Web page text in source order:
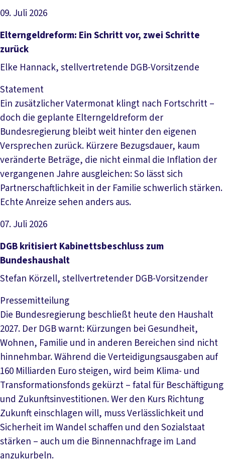
09. Juli 2026
Artikel lesen
Elterngeldreform: Ein Schritt vor, zwei Schritte
zurück
Elke Hannack, stellvertretende DGB-Vorsitzende
Statement
Ein zusätzlicher Vatermonat klingt nach Fortschritt –
doch die geplante Elterngeldreform der
Bundesregierung bleibt weit hinter den eigenen
Versprechen zurück. Kürzere Bezugsdauer, kaum
veränderte Beträge, die nicht einmal die Inflation der
vergangenen Jahre ausgleichen: So lässt sich
Partnerschaftlichkeit in der Familie schwerlich stärken.
Echte Anreize sehen anders aus.
07. Juli 2026
Artikel lesen
DGB kritisiert Kabinettsbeschluss zum
Bundeshaushalt
Stefan Körzell, stellvertretender DGB-Vorsitzender
Pressemitteilung
Die Bundesregierung beschließt heute den Haushalt
2027. Der DGB warnt: Kürzungen bei Gesundheit,
Wohnen, Familie und in anderen Bereichen sind nicht
hinnehmbar. Während die Verteidigungsausgaben auf
160 Milliarden Euro steigen, wird beim Klima- und
Transformationsfonds gekürzt – fatal für Beschäftigung
und Zukunftsinvestitionen. Wer den Kurs Richtung
Zukunft einschlagen will, muss Verlässlichkeit und
Sicherheit im Wandel schaffen und den Sozialstaat
stärken – auch um die Binnennachfrage im Land
anzukurbeln.